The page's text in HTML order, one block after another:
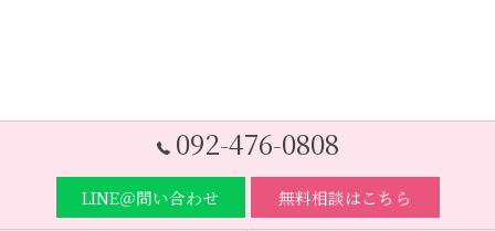
092-476-0808
LINE＠問い合わせ 無料相談はこちら